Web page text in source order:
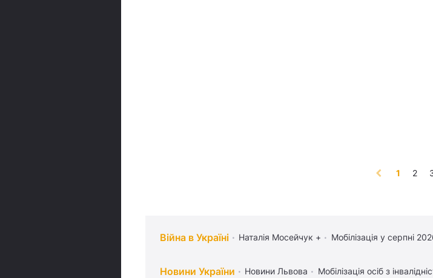
1 2
Війна в Україні Наталія Мосейчук + Мобілізація у серпні
Новини України Новини Львова Мобілізація осіб з